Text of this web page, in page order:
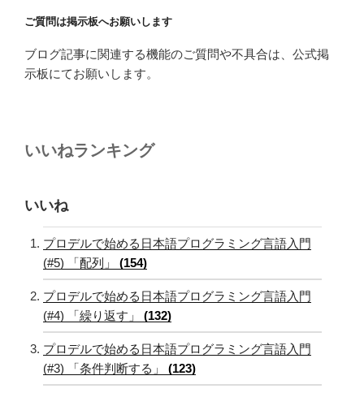
ご質問は掲示板へお願いします
ブログ記事に関連する機能のご質問や不具合は、公式掲
示板にてお願いします。
いいねランキング
いいね
プロデルで始める日本語プログラミング言語入門
(#5) 「配列」 (154)
プロデルで始める日本語プログラミング言語入門
(#4) 「繰り返す」 (132)
プロデルで始める日本語プログラミング言語入門
(#3) 「条件判断する」 (123)